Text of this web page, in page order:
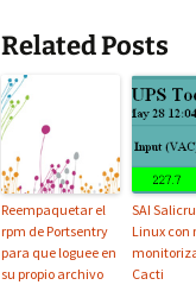
Related Posts
Reempaquetar el
rpm de Portsentry
para que loguee en
su propio archivo
SAI
Linux con
Cacti